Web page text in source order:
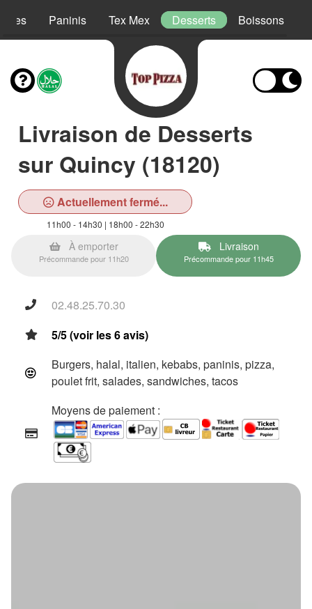
Paninis Tex Mex Desserts Boissons
Livraison de Desserts
sur Quincy (18120)
Actuellement fermé...
11h00 - 14h30 | 18h00 - 22h30
À emporter
Précommande pour 11h20
Livraison
Précommande pour 11h45
02.48.25.70.30
5/5 (voir les 6 avis)
Burgers, halal, italien, kebabs, paninis, pizza,
poulet frit, salades, sandwiches, tacos
Moyens de paiement :